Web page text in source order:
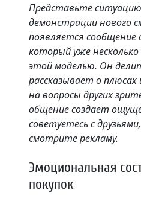
Представьте
демонстрации нового
появляется сообщение
который уже несколько
этой моделью. Он
рассказывает о
на вопросы других
общение создает
советуетесь с
смотрите рекламу.
Эмоциональная
покупок